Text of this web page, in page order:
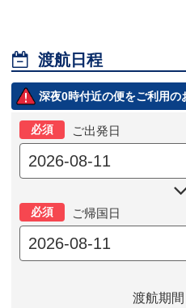
 渡航日程
深夜0時付近の便をご利用の
必須 ご出発日
必須 ご帰国日
渡航期間